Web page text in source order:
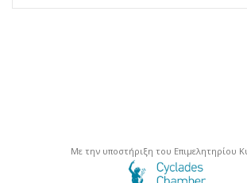
Με την υποστήριξη του Επιμελητηρίου